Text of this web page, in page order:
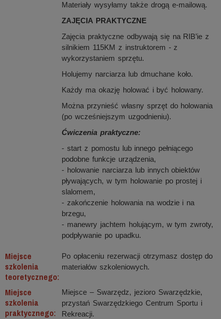
Materiały wysyłamy także drogą e-mailową.
ZAJĘCIA PRAKTYCZNE
Zajęcia praktyczne odbywają się na RIB’ie z
silnikiem 115KM z instruktorem - z
wykorzystaniem sprzętu.
Holujemy narciarza lub dmuchane koło.
Każdy ma okazję holować i być holowany.
Można przynieść własny sprzęt do holowania
(po wcześniejszym uzgodnieniu).
Ćwiczenia praktyczne:
- start z pomostu lub innego pełniącego
podobne funkcje urządzenia,
- holowanie narciarza lub innych obiektów
pływających, w tym holowanie po prostej i
slalomem,
- zakończenie holowania na wodzie i na
brzegu,
- manewry jachtem holującym, w tym zwroty,
podpływanie po upadku.
Miejsce
szkolenia
teoretycznego:
Po opłaceniu rezerwacji otrzymasz dostęp do
materiałów szkoleniowych.
Miejsce
szkolenia
praktycznego:
Miejsce – Swarzędz, jezioro Swarzędzkie,
przystań Swarzędzkiego Centrum Sportu i
Rekreacji.